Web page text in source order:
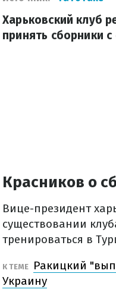
Харьковский клуб
принять сборники
Красников о
Вице-президент
существовании
тренироваться в
К ТЕМЕ
Ракицкий
Украину